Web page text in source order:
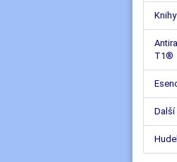
T1®